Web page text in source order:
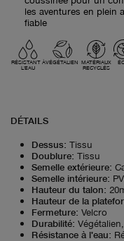
les aventures en plein
fiable
RÉSISTANT À
L'EAU
VÉGÉTALIEN MATÉRIAUX
RECYCLÉS
DÉTAILS
Dessus: Tissu
Doublure: Tissu
Semelle extérieure:
Semelle intérieure:
Hauteur du talon:
Hauteur de la
Fermeture: Velcro
Durabilité:
Résistance à l'eau: